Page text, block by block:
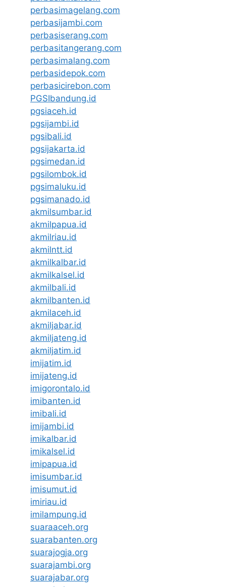
perbasimagelang.com
perbasijambi.com
perbasiserang.com
perbasitangerang.com
perbasimalang.com
perbasidepok.com
perbasicirebon.com
PGSIbandung.id
pgsiaceh.id
pgsijambi.id
pgsibali.id
pgsijakarta.id
pgsimedan.id
pgsilombok.id
pgsimaluku.id
pgsimanado.id
akmilsumbar.id
akmilpapua.id
akmilriau.id
akmilntt.id
akmilkalbar.id
akmilkalsel.id
akmilbali.id
akmilbanten.id
akmilaceh.id
akmiljabar.id
akmiljateng.id
akmiljatim.id
imijatim.id
imijateng.id
imigorontalo.id
imibanten.id
imibali.id
imijambi.id
imikalbar.id
imikalsel.id
imipapua.id
imisumbar.id
imisumut.id
imiriau.id
imilampung.id
suaraaceh.org
suarabanten.org
suarajogja.org
suarajambi.org
suarajabar.org